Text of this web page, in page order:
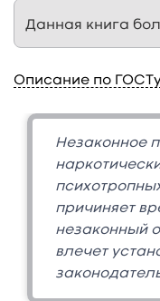
Данная книга
Описание по
Незаконное
причиняет
незаконный
влечет